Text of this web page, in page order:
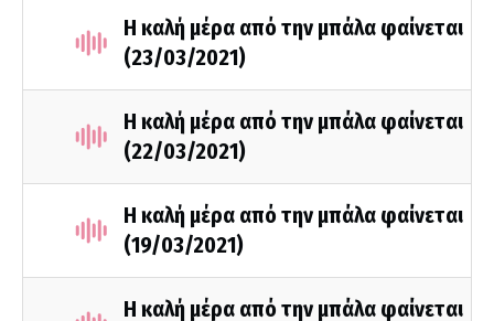
Η καλή μέρα από την μπάλα φαίνεται
(23/03/2021)
Η καλή μέρα από την μπάλα φαίνεται
(22/03/2021)
Η καλή μέρα από την μπάλα φαίνεται
(19/03/2021)
Η καλή μέρα από την μπάλα φαίνεται